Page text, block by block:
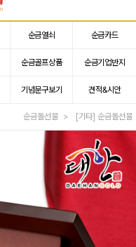
순금열쇠 순금카드
순금골프상품 순금기업반지
기념문구보기 견적&시안
순금돌선물 [기타] 순금돌선물